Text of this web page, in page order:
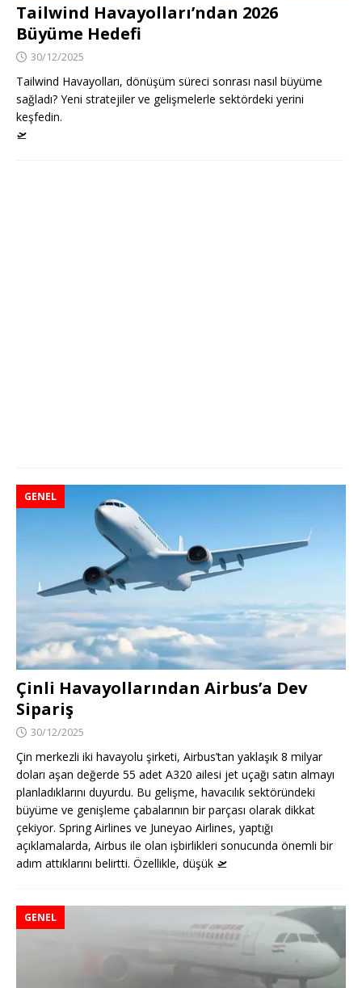
Tailwind Havayolları’ndan 2026
Büyüme Hedefi
30/12/2025
Tailwind Havayolları, dönüşüm süreci sonrası nasıl büyüme
sağladı? Yeni stratejiler ve gelişmelerle sektördeki yerini
keşfedin.
🛫
GENEL
Çinli Havayollarından Airbus’a Dev
Sipariş
30/12/2025
Çin merkezli iki havayolu şirketi, Airbus’tan yaklaşık 8 milyar
doları aşan değerde 55 adet A320 ailesi jet uçağı satın almayı
planladıklarını duyurdu. Bu gelişme, havacılık sektöründeki
büyüme ve genişleme çabalarının bir parçası olarak dikkat
çekiyor. Spring Airlines ve Juneyao Airlines, yaptığı
açıklamalarda, Airbus ile olan işbirlikleri sonucunda önemli bir
adım attıklarını belirtti. Özellikle, düşük 🛫
GENEL